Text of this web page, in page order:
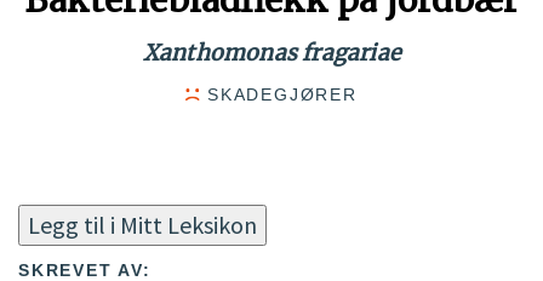
Xanthomonas fragariae
SKADEGJØRER
Legg til i Mitt Leksikon
SKREVET AV: